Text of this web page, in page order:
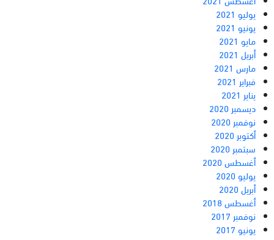
يوليو 2021
يونيو 2021
مايو 2021
أبريل 2021
مارس 2021
فبراير 2021
يناير 2021
ديسمبر 2020
نوفمبر 2020
أكتوبر 2020
سبتمبر 2020
أغسطس 2020
يوليو 2020
أبريل 2020
أغسطس 2018
نوفمبر 2017
يونيو 2017